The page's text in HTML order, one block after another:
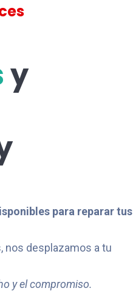
y
para reparar tus
nos desplazamos a tu
y el compromiso.